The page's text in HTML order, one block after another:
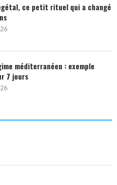
ce petit rituel qui a changé
méditerranéen : exemple
7 jours